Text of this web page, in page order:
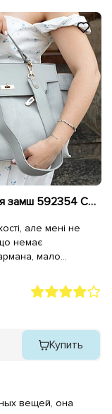
Сумка женская замш 592354 Серая
але мені не
немає
мало
замок. Коли
сумку, то
Купить
вещей, она